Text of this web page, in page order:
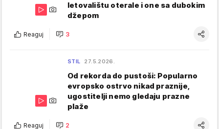
letovalištu oterale i one sa dubokim
džepom
Reaguj 3
STIL 27.5.2026.
Od rekorda do pustoši: Popularno
evropsko ostrvo nikad praznije,
ugostitelji nemo gledaju prazne
plaže
Reaguj 2